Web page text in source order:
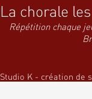
La chorale
Répétition chaque
Studio K - création de